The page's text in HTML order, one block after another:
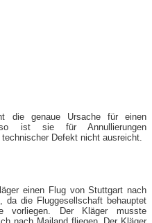
die genaue Ursache für einen
so ist sie für Annullierungen
Defekt nicht ausreicht.
einen Flug von Stuttgart nach
da die Fluggesellschaft behauptet
vorliegen. Der Kläger musste
nach Mailand fliegen. Der Kläger